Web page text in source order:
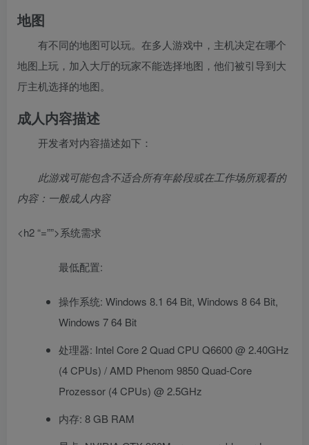
地图
有不同的地图可以玩。在多人游戏中，主机决定在哪个
地图上玩，加入大厅的玩家不能选择地图，他们被引导到大
厅主机选择的地图。
成人内容描述
开发者对内容描述如下：
此游戏可能包含不适合所有年龄段或在工作场所观看的
内容：一般成人内容
<h2 “=””>系统需求
最低配置:
操作系统: Windows 8.1 64 Bit, Windows 8 64 Bit,
Windows 7 64 Bit
处理器: Intel Core 2 Quad CPU Q6600 @ 2.40GHz
(4 CPUs) / AMD Phenom 9850 Quad-Core
Prozessor (4 CPUs) @ 2.5GHz
内存: 8 GB RAM